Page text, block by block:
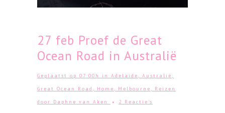
27 feb Proef de Great
Ocean Road in Australië
Geplaatst op 07:00h in Adelaide , Australië ,
Great Ocean Road , Home , Melbourne , Reizen
door Daphne van Aken 2 Reactie's